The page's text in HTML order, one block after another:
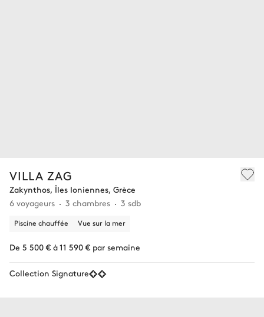
VILLA ZAG
Zakynthos, Îles Ioniennes, Grèce
6 voyageurs
3 chambres 3 sdb
Piscine chauffée Vue sur la mer
De 5 500 € à 11 590 € par semaine
Collection Signature